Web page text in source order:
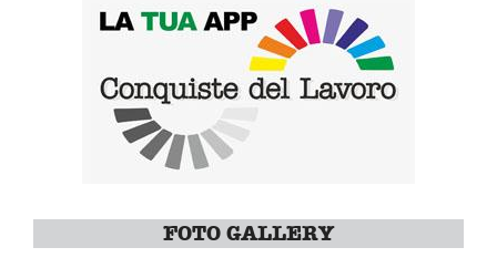
FOTO GALLERY